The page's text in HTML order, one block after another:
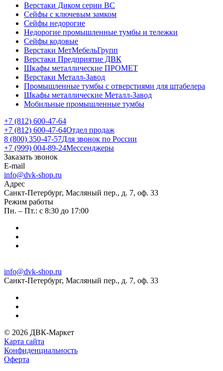
Верстаки Диком серии ВС
Сейфы с ключевым замком
Сейфы недорогие
Недорогие промышленные тумбы и тележки
Сейфы кодовые
Верстаки МетМебельГрупп
Верстаки Предприятие ДВК
Шкафы металлические ПРОМЕТ
Верстаки Металл-Завод
Промышленные тумбы с отверстиями для штабелера
Шкафы металлические Металл-Завод
Мобильные промышленные тумбы
+7 (812) 600-47-64
+7 (812) 600-47-64Отдел продаж
8 (800) 350-47-57Для звонок по России
+7 (999) 004-89-24Мессенджеры
Заказать звонок
E-mail
info@dvk-shop.ru
Адрес
Санкт-Петербург, Масляный пер., д. 7, оф. 33
Режим работы
Пн. – Пт.: с 8:30 до 17:00
info@dvk-shop.ru
Санкт-Петербург, Масляный пер., д. 7, оф. 33
© 2026 ДВК-Маркет
Карта сайта
Конфиденциальность
Оферта